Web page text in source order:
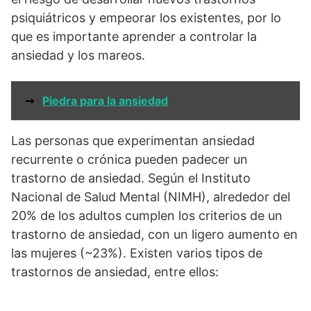
psiquiátricos y empeorar los existentes, por lo
que es importante aprender a controlar la
ansiedad y los mareos.
➞ Piedra para la ansiedad
Las personas que experimentan ansiedad
recurrente o crónica pueden padecer un
trastorno de ansiedad. Según el Instituto
Nacional de Salud Mental (NIMH), alrededor del
20% de los adultos cumplen los criterios de un
trastorno de ansiedad, con un ligero aumento en
las mujeres (~23%). Existen varios tipos de
trastornos de ansiedad, entre ellos: